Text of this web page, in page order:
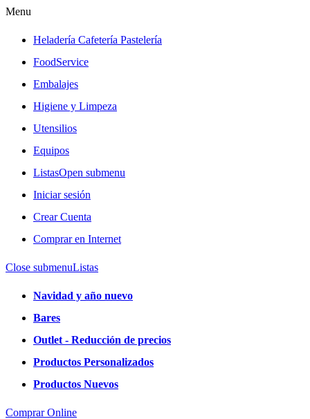
Menu
Heladería Cafetería Pastelería
FoodService
Embalajes
Higiene y Limpeza
Utensilios
Equipos
ListasOpen submenu
Iniciar sesión
Crear Cuenta
Comprar en Internet
Close submenuListas
Navidad y año nuevo
Bares
Outlet - Reducción de precios
Productos Personalizados
Productos Nuevos
Comprar Online